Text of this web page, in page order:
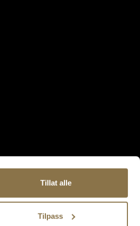
Tillat alle
Tilpass